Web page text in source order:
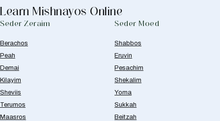
Learn Mishnayos Online
Seder Zeraim
Berachos
Peah
Demai
Kilayim
Sheviis
Terumos
Maasros
Seder Moed
Shabbos
Eruvin
Pesachim
Shekalim
Yoma
Sukkah
Beitzah